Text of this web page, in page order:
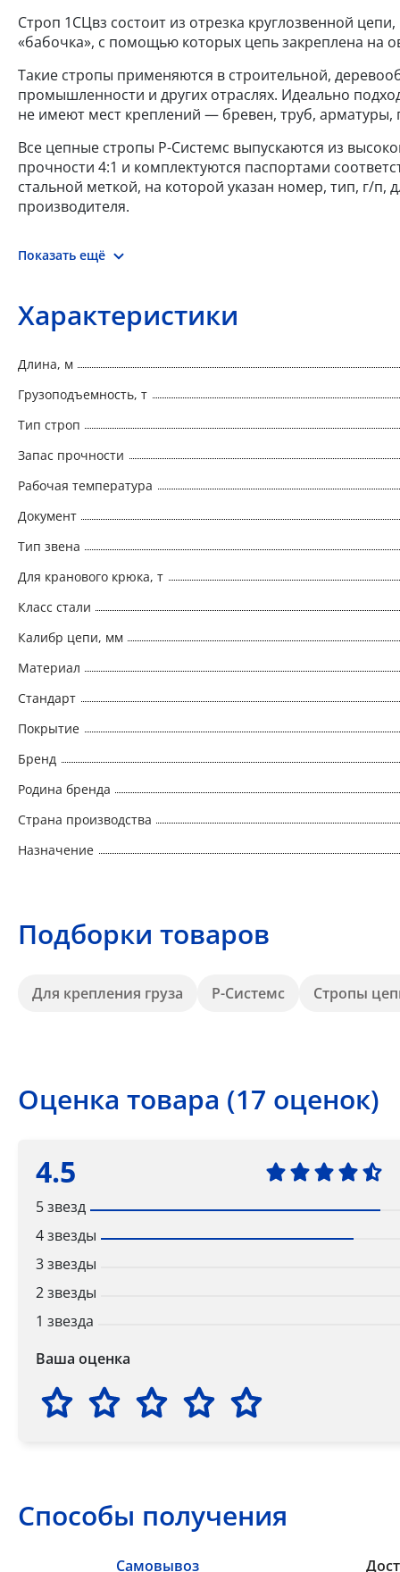
Строп 1СЦвз состоит из отрезка круглозвенной
«бабочка», с помощью которых цепь закреплена на
Такие стропы применяются в строительной,
промышленности и других отраслях. Идеально
не имеют мест креплений — бревен, труб, арматуры,
Все цепные стропы Р-Системс выпускаются из
прочности 4:1 и комплектуются паспортами
стальной меткой, на которой указан номер, тип, г/
производителя.
Показать ещё
Характеристики
Длина, м
Грузоподъемность, т
Тип строп
Запас прочности
Рабочая температура
Документ
Тип звена
Для кранового крюка, т
Класс стали
Калибр цепи, мм
Материал
Стандарт
Покрытие
Бренд
Родина бренда
Страна производства
Назначение
Подборки товаров
Для крепления груза Р-Системс Стропы
Оценка товара (17 оценок)
4.5
5 звезд
4 звезды
3 звезды
2 звезды
1 звезда
Ваша оценка
Способы получения
Самовывоз